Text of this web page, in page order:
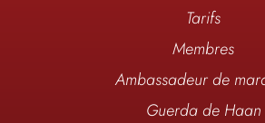
Tarifs
Membres
Ambassadeur de
Guerda de Haan